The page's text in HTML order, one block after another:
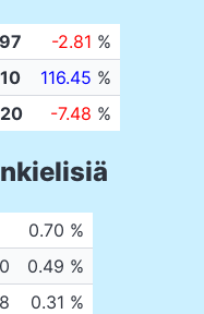
-2.81 %
116.45 %
-7.48 %
0.70 %
0.49 %
0.31 %